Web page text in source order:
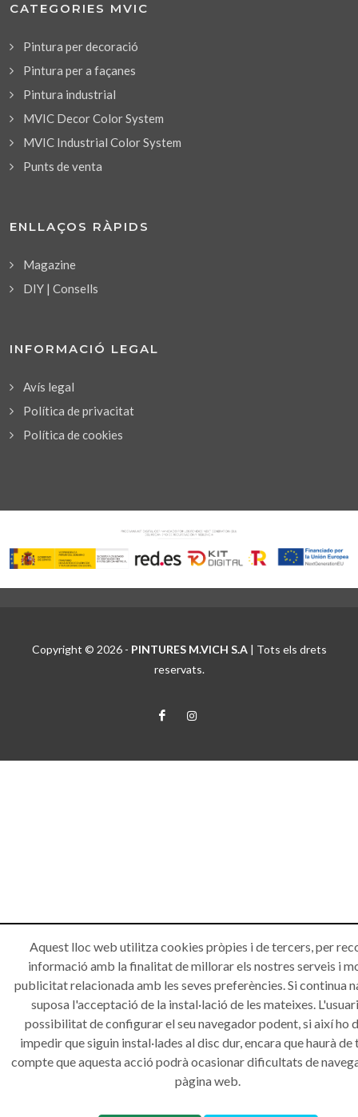
CATEGORIES MVIC
Pintura per decoració
Pintura per a façanes
Pintura industrial
MVIC Decor Color System
MVIC Industrial Color System
Punts de venta
ENLLAÇOS RÀPIDS
Magazine
DIY | Consells
INFORMACIÓ LEGAL
Avís legal
Política de privacitat
Política de cookies
Copyright © 2026 - PINTURES M.VICH S.A| Tots els drets
reservats.
Aquest lloc web utilitza cookies pròpies i de tercers, per
informació amb la finalitat de millorar els nostres serveis i
publicitat relacionada amb les seves preferències. Si continua
suposa l'acceptació de la instal·lació de les mateixes.
possibilitat de configurar el seu navegador podent, si així ho
impedir que siguin instal·lades al disc dur, encara que haurà de
compte que aquesta acció podrà ocasionar dificultats de
pàgina web.